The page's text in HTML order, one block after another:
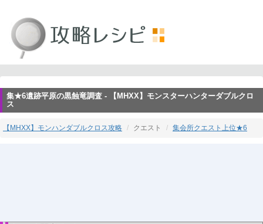
集★6遺跡平原の黒蝕竜調査 - 【MHXX】モンスターハンターダブルクロ
ス
【MHXX】モンハンダブルクロス攻略 クエスト 集会所クエスト上位★6